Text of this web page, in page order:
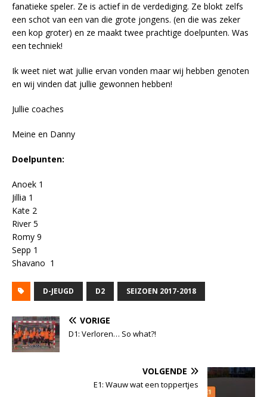
fanatieke speler. Ze is actief in de verdediging. Ze blokt zelfs
een schot van een van die grote jongens. (en die was zeker
een kop groter) en ze maakt twee prachtige doelpunten. Was
een techniek!
Ik weet niet wat jullie ervan vonden maar wij hebben genoten
en wij vinden dat jullie gewonnen hebben!
Jullie coaches
Meine en Danny
Doelpunten:
Anoek 1
Jillia 1
Kate 2
River 5
Romy 9
Sepp 1
Shavano 1
D-JEUGD D2 SEIZOEN 2017-2018
VORIGE
D1: Verloren… So what?!
VOLGENDE
E1: Wauw wat een toppertjes